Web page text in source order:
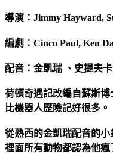
導演：Jimmy Hayward,
編劇：Cinco Paul, Ken
配音：金凱瑞 、史提夫
荷頓奇遇記改編自蘇斯
比機器人歷險記好很多。
從熟西的金凱瑞配音的
裡面所有動物都認為他